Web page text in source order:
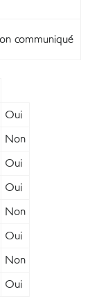
communiqué
Oui
Non
Oui
Oui
Non
Oui
Non
Oui